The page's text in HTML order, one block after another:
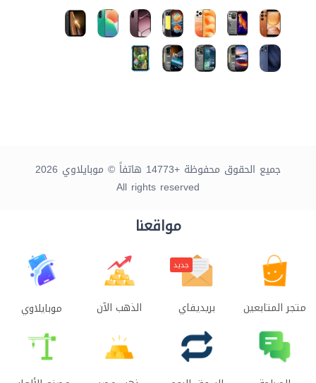
جميع الحقوق محفوظة +14773 هاتفاً © موبايلاوي 2026
All rights reserved